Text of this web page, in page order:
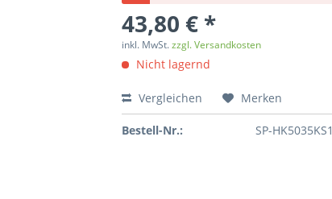
43,80 € *
inkl. MwSt.zzgl. Versandkosten
Nicht lagernd
Vergleichen Merken
Bestell-Nr.: SP-HK5035KS1